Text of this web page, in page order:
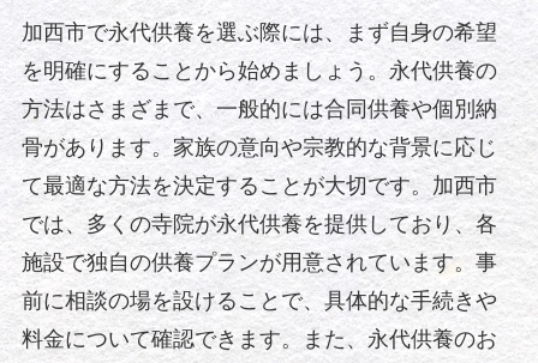
加西市で永代供養を選ぶ際には、まず自身の希望
を明確にすることから始めましょう。永代供養の
方法はさまざまで、一般的には合同供養や個別納
骨があります。家族の意向や宗教的な背景に応じ
て最適な方法を決定することが大切です。加西市
では、多くの寺院が永代供養を提供しており、各
施設で独自の供養プランが用意されています。事
前に相談の場を設けることで、具体的な手続きや
料金について確認できます。また、永代供養のお